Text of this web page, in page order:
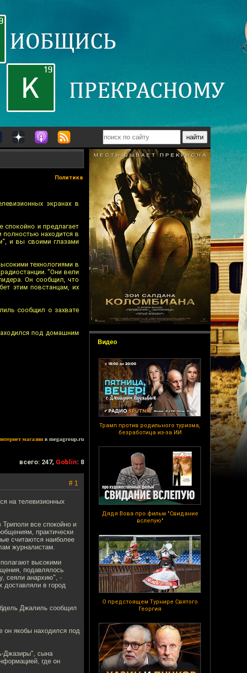
Видео
Трамп против родильного туризма,
безработица из-за ИИ
Дядя Вова про фильм "Свидание
вслепую"
О предстоящем Турнире Святого
Георгия
Политика
экранах в
спокойно и предлагает
находится в
и вы своими глазами
технологиями в
"Они вели
Он сообщил, что
этим повстанцам, их
сообщил о захвате
под домашним
магазин в megagroup.ru
всего: 247, Goblin: 8
# 1
на телевизионных
все спокойно и
практически
считаются наиболее
журналистам.
высокими
подавлялось
сеяли анархию", -
в город
Джалиль сообщил
он якобы находился под
Джазиры", сына
где он